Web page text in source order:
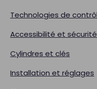
Technologies de
Accessibilité et sécurité
Cylindres et clés
Installation et réglages